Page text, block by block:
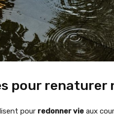
pour renaturer
pour redonner vie aux